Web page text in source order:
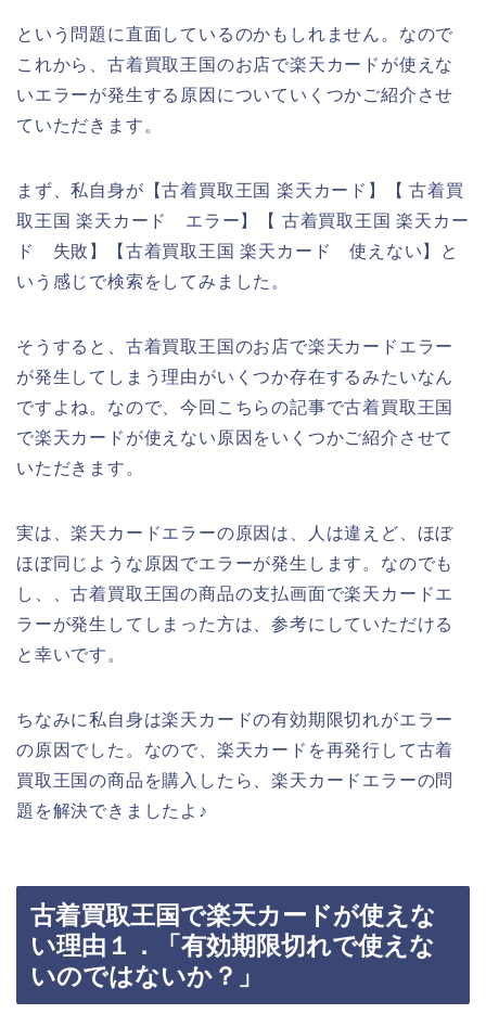
という問題に直面しているのかもしれません。なので
これから、古着買取王国のお店で楽天カードが使えな
いエラーが発生する原因についていくつかご紹介させ
ていただきます。
まず、私自身が【古着買取王国 楽天カード】【 古着買
取王国 楽天カード エラー】【 古着買取王国 楽天カー
ド 失敗】【古着買取王国 楽天カード 使えない】と
いう感じで検索をしてみました。
そうすると、古着買取王国のお店で楽天カードエラー
が発生してしまう理由がいくつか存在するみたいなん
ですよね。なので、今回こちらの記事で古着買取王国
で楽天カードが使えない原因をいくつかご紹介させて
いただきます。
実は、楽天カードエラーの原因は、人は違えど、ほぼ
ほぼ同じような原因でエラーが発生します。なのでも
し、、古着買取王国の商品の支払画面で楽天カードエ
ラーが発生してしまった方は、参考にしていただける
と幸いです。
ちなみに私自身は楽天カードの有効期限切れがエラー
の原因でした。なので、楽天カードを再発行して古着
買取王国の商品を購入したら、楽天カードエラーの問
題を解決できましたよ♪
古着買取王国で楽天カードが使えな
い理由１．「有効期限切れで使えな
いのではないか？」